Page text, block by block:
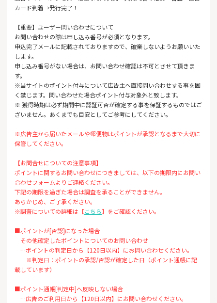
カード到着→発行完了！
【重要】ユーザー問い合わせについて
お問い合わせの際は申し込み番号が必須となります。
申込完了メールに記載されておりますので、破棄しないようお願いいた
します。
申し込み番号がない場合は、お問い合わせ確認は不可とさせて頂きま
す。
※当サイトのポイント付与について広告主へ直接問い合わせする事を固
く禁じます。問い合わせた場合ポイント付与対象外と致します。
※ 獲得時期は必ず期間中に認証可否が確定する事を保証するものではご
ざいません。あくまでも目安としてご参考にしてください。
※広告主から届いたメールや郵便物はポイントが承認となるまで大切に
保管してください。
【お問合せについての注意事項】
ポイントに関するお問い合わせにつきましては、以下の期限内にお問い
合わせフォームよりご連絡ください。
下記の期限を過ぎた場合は調査を承ることができません。
あらかじめ、ご了承ください。
※調査についての詳細は【こちら】をご確認ください。
■ポイントが[否認]になった場合
その他確定したポイントについてのお問い合わせ
…ポイントの判定日から【120日以内】にお問い合わせください。
※判定日：ポイントの承認/否認が確定した日（ポイント通帳に記
載しています）
■ポイント通帳[判定中]へ反映しない場合
…広告のご利用日から【120日以内】にお問い合わせください。